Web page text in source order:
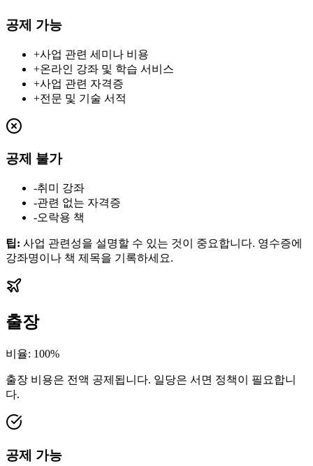
공제 가능
+사업 관련 세미나 비용
+온라인 강좌 및 학습 서비스
+사업 관련 자격증
+전문 및 기술 서적
공제 불가
-취미 강좌
-관련 없는 자격증
-오락용 책
팁: 사업 관련성을 설명할 수 있는 것이 중요합니다. 영수증에
강좌명이나 책 제목을 기록하세요.
출장
비율: 100%
출장 비용은 전액 공제됩니다. 일당은 서면 정책이 필요합니
다.
공제 가능